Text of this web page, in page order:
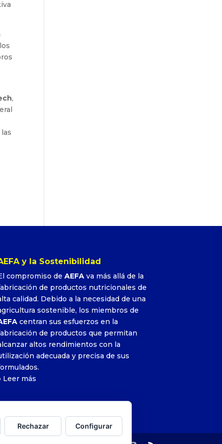
,
y la Sostenibilidad
compromiso de AEFAva más allá de la
de productos nutricionales de
calidad. Debido a la necesidad de una
sostenible, los miembros de
centran sus esfuerzos en la
de productos que permitan
altos rendimientos con la
adecuada y precisa de sus
Leer más
Rechazar Configurar